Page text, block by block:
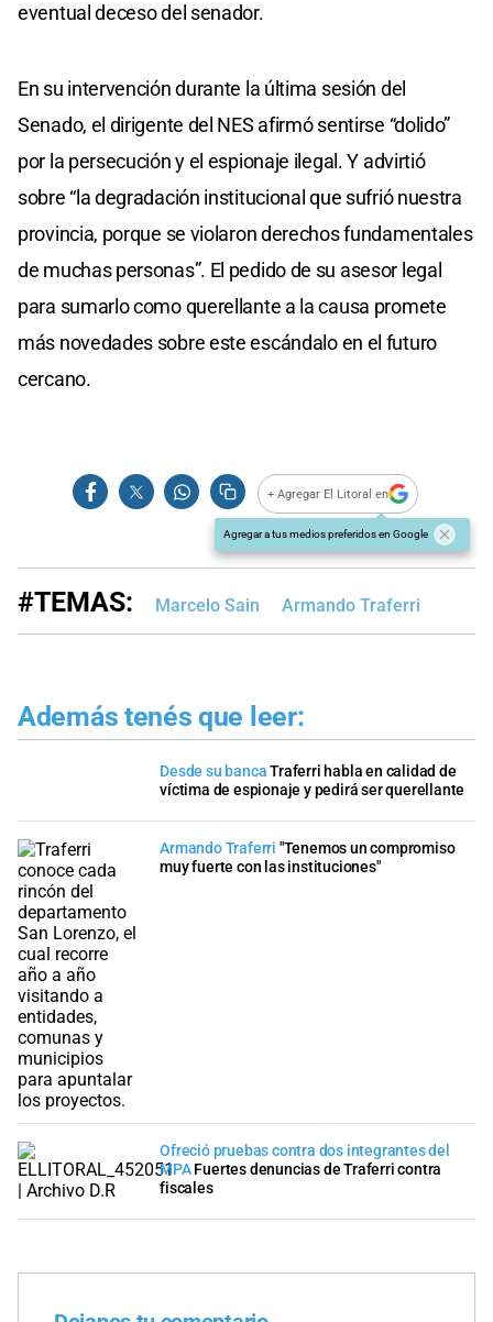
eventual deceso del senador.
En su intervención durante la última sesión del
Senado, el dirigente del NES afirmó sentirse “dolido”
por la persecución y el espionaje ilegal. Y advirtió
sobre “la degradación institucional que sufrió nuestra
provincia, porque se violaron derechos fundamentales
de muchas personas”. El pedido de su asesor legal
para sumarlo como querellante a la causa promete
más novedades sobre este escándalo en el futuro
cercano.
+ Agregar El Litoral en
Agregar a tus medios preferidos en Google
#TEMAS: Marcelo Sain Armando Traferri
Además tenés que leer:
Desde su bancaTraferri habla en calidad de
víctima de espionaje y pedirá ser querellante
Armando Traferri "Tenemos un compromiso
muy fuerte con las instituciones"
Ofreció pruebas contra dos integrantes del
MPA Fuertes denuncias de Traferri contra
fiscales